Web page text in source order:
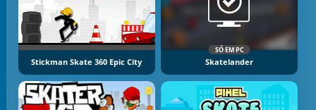
Stickman Skate 360 Epic City
SÓ EM PC
Skatelander